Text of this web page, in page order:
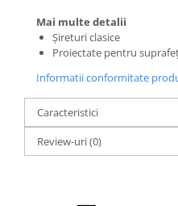
Mai multe detalii
Șireturi clasice
Proiectate pentru
Informatii conformitate
Caracteristici
Review-uri(0)